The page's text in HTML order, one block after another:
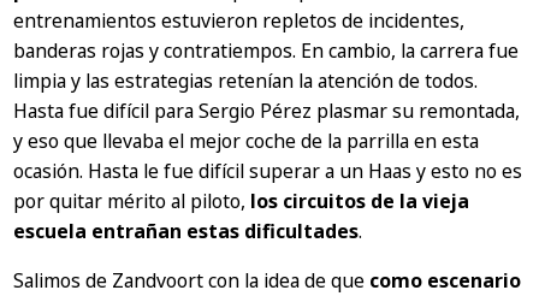
entrenamientos estuvieron repletos de incidentes,
banderas rojas y contratiempos. En cambio, la carrera fue
limpia y las estrategias retenían la atención de todos.
Hasta fue difícil para Sergio Pérez plasmar su remontada,
y eso que llevaba el mejor coche de la parrilla en esta
ocasión. Hasta le fue difícil superar a un Haas y esto no es
por quitar mérito al piloto, los circuitos de la vieja
escuela entrañan estas dificultades.
Salimos de Zandvoort con la idea de que como escenario